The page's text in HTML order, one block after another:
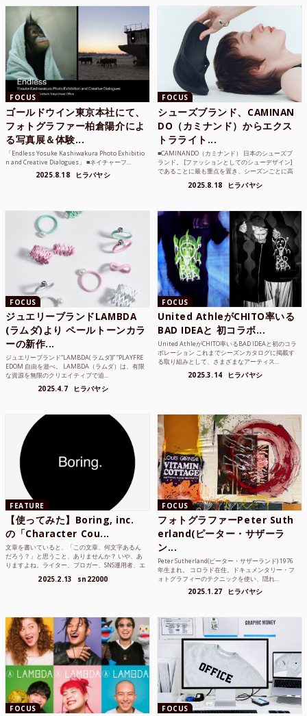
FOCUS
ゴールドウイン東京本社にて、
フォトグラファー柏倉陽介によ
る写真展＆体験...
「Endless Yosuke Kashiwakura Photo Exhibitio
n and Creative Dialogues」 ■ネイチャーフ...
2025.8.18 ヒラバヤシ
FOCUS
シューズブランド、CAMINAN
DO（カミナンド）からエクス
トラライト...
■CAMINANDO（カミナンド） 日本のシューズブ
ランド。 [ファッションとしてのシューデザイン]
であることに最も重点を置き、シーズンごとに高
2025.8.18 ヒラバヤシ
FOCUS
ジュエリーブランドLAMBDA
(ラムダ)より ペールトーンカラ
ーの新作...
ジュエリーブランド“LAMBDA( ラムダ))” “PLAYFRE
EDOM 自由を遊べ。 LAMBDA（ラムダ）は、有限
な資源を無限のクリエイティブで追...
2025.4.7 ヒラバヤシ
FOCUS
United AthleがCHITO率いる
BAD IDEAと 初コラボ...
United AthleがCHITO率いるBAD IDEAと初のコラ
ボレーション これまでシーズンカタログに掲載す
る取り組みとして、さまざまなアーティス...
2025.3.14 ヒラバヤシ
FEATURE
【使ってみた】Boring, inc.
の「Character Cou...
文章を書いていると、「この文章、何文字あるん
だろう？」と思うこと、ありませんか？ いや、あ
りますよね。ライター、ブロガー、SNS運用者、エ
2025.2.13 sn22000
FOCUS
フォトグラファーPeter Suth
erland(ピーター・サザーラ
ン...
Peter Sutherland(ピーター・サザーランド) 1976
年生まれ。 コロラド在住。ドキュメンタリー・フ
ォトグラフィーのテクニックを使い、隠れ...
2025.1.27 ヒラバヤシ
FOCUS FOCUS